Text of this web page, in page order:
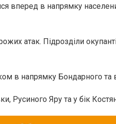
вперед в напрямку
атак. Підрозділи
в напрямку Бондарного
Русиного Яру та у бік